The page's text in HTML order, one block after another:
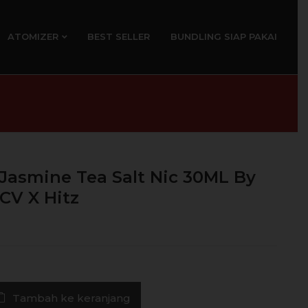
ATOMIZER BEST SELLER BUNDLING SIAP PAKAI
Tea Salt Nic 30ML By
X Hitz
Tambah ke keranjang